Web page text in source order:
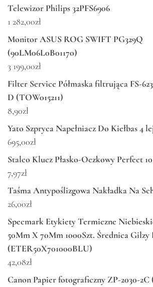
Telewizor Philips 32PFS6906
1 282,00zł
Monitor ASUS ROG SWIFT PG329Q
(90LM06L0B01170)
3 199,00zł
Filter Service Półmaska filtrująca FS-
D (TOW015211)
8,90zł
Yato Szpryca Napełniacz Do Kiełbas 4
695,00zł
Stalco Klucz Płasko-Oczkowy Perfect
7,97zł
Taśma Antypoślizgowa Nakładka Na
26,00zł
Specmark Etykiety Termiczne
50Mm X 70Mm 1000Szt. Średnica Gilzy
(ETER50X701000BLU)
42,08zł
Canon Papier fotograficzny ZP-2030-